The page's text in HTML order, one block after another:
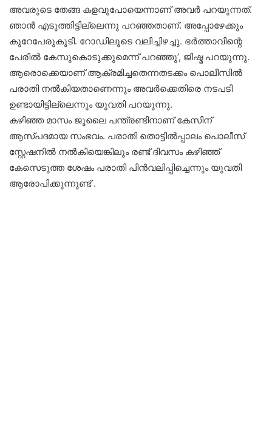
അവരുടെ തേങ്ങ കളവുപോയെന്നാണ് അവർ പറയുന്നത്.
ഞാൻ എടുത്തിട്ടില്ലെന്നു പറഞ്ഞതാണ്. അപ്പോഴേക്കും
കുറേപേരുകൂടി. റോഡിലൂടെ വലിച്ചിഴച്ചു. ഭർത്താവിന്റെ
പേരിൽ കേസുകൊടുക്കുമെന്ന് പറഞ്ഞു’, ജിഷ്മ പറയുന്നു.
ആരൊക്കെയാണ് ആക്രമിച്ചതെന്നതടക്കം പൊലീസിൽ
പരാതി നൽകിയതാണെന്നും അവർക്കെതിരെ നടപടി
ഉണ്ടായിട്ടില്ലെന്നും യുവതി പറയുന്നു.
കഴിഞ്ഞ മാസം ജൂലൈ പന്ത്രണ്ടിനാണ് കേസിന്
ആസ്പദമായ സംഭവം. പരാതി തൊട്ടിൽപ്പാലം പൊലീസ്
സ്റ്റേഷനിൽ നൽകിയെങ്കിലും രണ്ട് ദിവസം കഴിഞ്ഞ്
കേസെടുത്ത ശേഷം പരാതി പിൻവലിപ്പിച്ചെന്നും യുവതി
ആരോപിക്കുന്നുണ്ട് .